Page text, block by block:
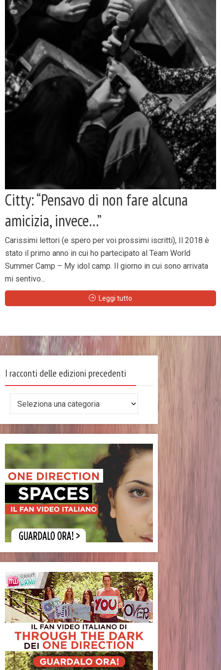
Citty: “Pensavo di non fare alcuna
amicizia, invece…”
Carissimi lettori (e spero per voi prossimi iscritti), Il 2018 è
stato il primo anno in cui ho partecipato al Team World
Summer Camp – My idol camp. Il giorno in cui sono arrivata
mi sentivo...
Leggi tutto
I racconti delle edizioni precedenti
delle
edizioni
precedenti